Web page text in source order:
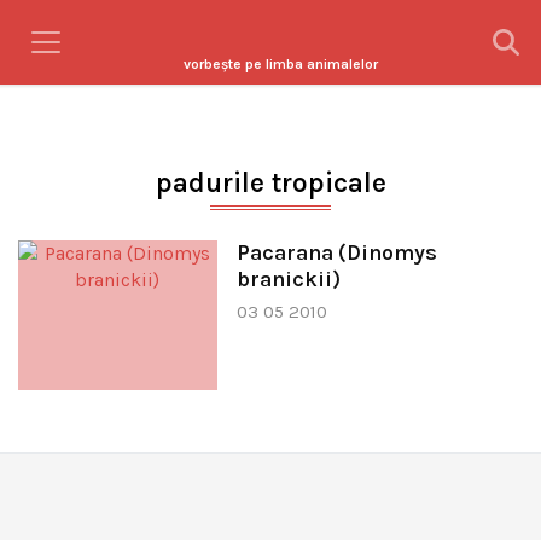
vorbeşte pe limba animalelor
padurile tropicale
Pacarana (Dinomys
branickii)
03 05 2010